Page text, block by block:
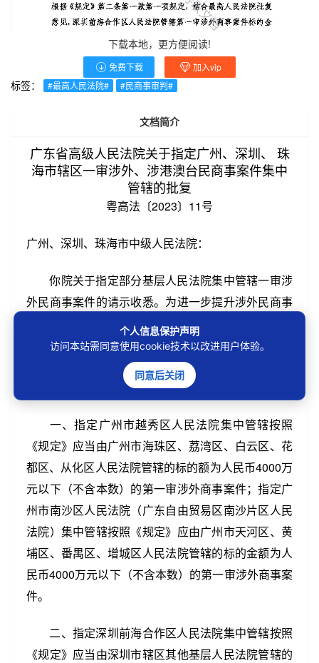
下载本地，更方便阅读!
免费下载 加入vip
标签： #最高人民法院# #民商事审判#
文档简介
广东省高级人民法院关于指定广州、深圳、 珠
海市辖区一审涉外、涉港澳台民商事案件集中
管辖的批复
粤高法〔2023〕11号
广州、深圳、珠海市中级人民法院：
你院关于指定部分基层人民法院集中管辖一审涉
外民商事案件的请示收悉。为进一步提升涉外民商事
审判质效，优化涉外民商事审判资源配置，根据《最
高人民法院关于涉外民商事案件管辖若干问题的规
定》（以下简称《规定》）第四条第一款的规定，经
请示最高人民法院，批复如下：
一、指定广州市越秀区人民法院集中管辖按照
《规定》应当由广州市海珠区、荔湾区、白云区、花
都区、从化区人民法院管辖的标的额为人民币4000万
元以下（不含本数）的第一审涉外商事案件；指定广
州市南沙区人民法院（广东自由贸易区南沙片区人民
法院）集中管辖按照《规定》应由广州市天河区、黄
埔区、番禺区、增城区人民法院管辖的标的金额为人
民币4000万元以下（不含本数）的第一审涉外商事案
件。
二、指定深圳前海合作区人民法院集中管辖按照
《规定》应当由深圳市辖区其他基层人民法院管辖的
个人信息保护声明
访问本站需同意使用cookie技术以改进用户体验。
同意后关闭